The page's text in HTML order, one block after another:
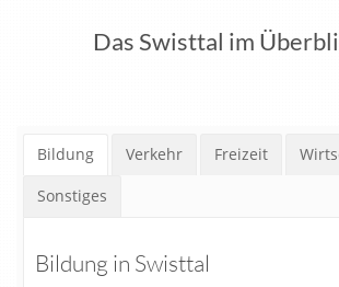
Das Swisttal im
Bildung Verkehr Freizeit
Sonstiges
Bildung in Swisttal